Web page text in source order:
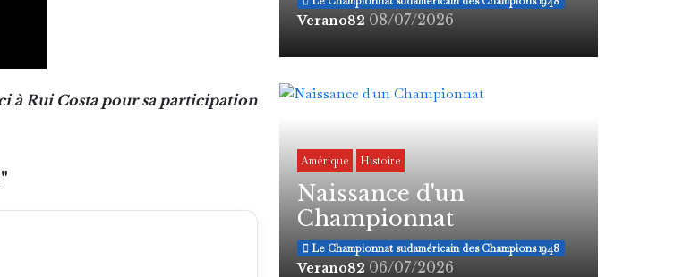
à Rui Costa pour sa participation
"
Verano82 08/07/2026
Amérique Histoire
Naissance d'un
Championnat
Le Championnat sudaméricain des Champions 1948
Verano82 06/07/2026